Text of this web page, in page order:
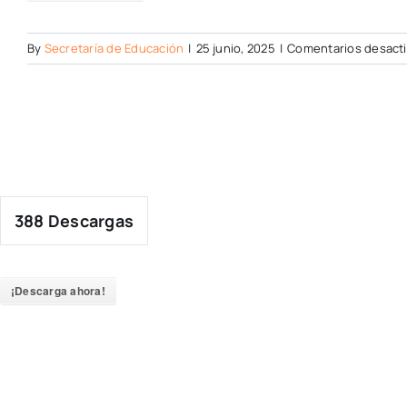
By Secretaría de Educación | 25 junio, 2025 | Comentarios
388 Descargas
¡Descarga ahora!